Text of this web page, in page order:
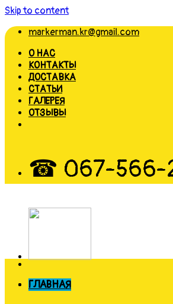
Skip to content
markerman.kr@gmail.com
О НАС
КОНТАКТЫ
ДОСТАВКА
СТАТЬИ
ГАЛЕРЕЯ
ОТЗЫВЫ
☎ 067-566-
ГЛАВНАЯ